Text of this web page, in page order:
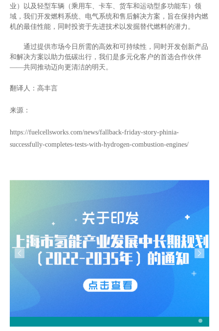
业）以及轻型车辆（乘用车、卡车、货车和运动型多功能车）领
域，我们开发燃料系统、电气系统和售后解决方案，旨在保持内燃
机的最佳性能，同时投资于先进技术以发掘替代燃料的潜力。
通过提供市场今日所需的高效和可持续性，同时开发创新产品
和解决方案以助力低碳出行，我们是多元化客户的首选合作伙伴
——共同推动迈向更清洁的明天。
翻译人：高丰言
来源：
https://fuelcellsworks.com/news/fallback-friday-story-phinia-
successfully-completes-tests-with-hydrogen-combustion-engines/